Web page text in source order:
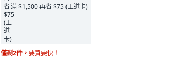
满 $1,500 再省 $75 (王道卡)
僅剩2件， 要買要快！